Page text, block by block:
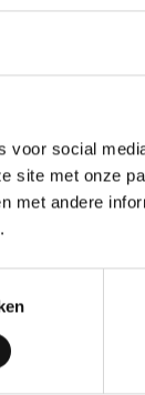
voor social
site met onze
met andere